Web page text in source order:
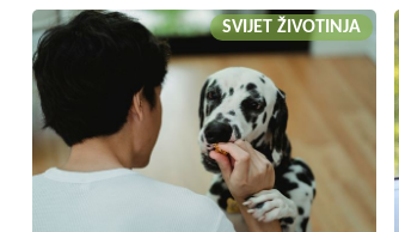
SVIJET ŽIVOTINJA